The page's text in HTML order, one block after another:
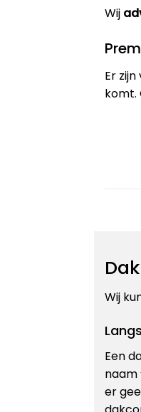
Wij
Er
komt.
Wij
Een
naam
er